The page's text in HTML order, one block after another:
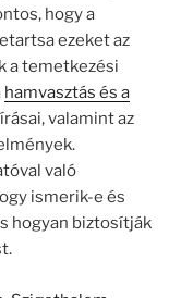
hogy a
ezeket az
a temetkezési
hamvasztás és a
valamint az
való
ismerik-e és
hogyan biztosítják